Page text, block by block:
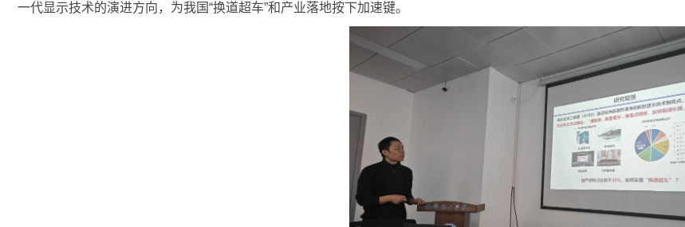
一代显示技术的演进方向，为我国“换道超车”和产业落地按下加速键。